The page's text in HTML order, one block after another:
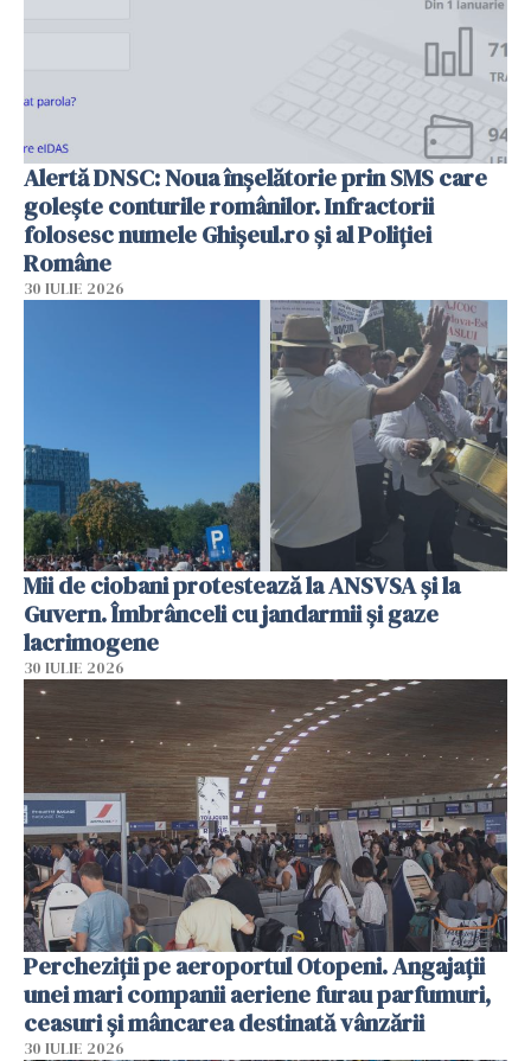
Alertă DNSC: Noua înșelătorie prin SMS care
golește conturile românilor. Infractorii
folosesc numele Ghișeul.ro și al Poliției
Române
30 IULIE 2026
Mii de ciobani protestează la ANSVSA și la
Guvern. Îmbrânceli cu jandarmii și gaze
lacrimogene
30 IULIE 2026
Percheziții pe aeroportul Otopeni. Angajații
unei mari companii aeriene furau parfumuri,
ceasuri și mâncarea destinată vânzării
30 IULIE 2026